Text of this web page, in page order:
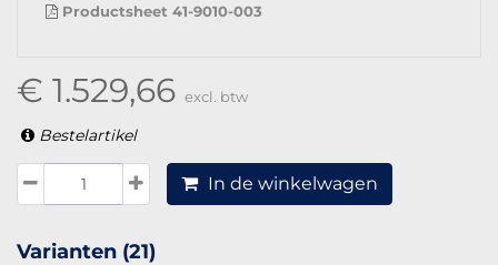
Productsheet 41-9010-003
€ 1.529,66 excl. btw
Bestelartikel
In de winkelwagen
Varianten (21)